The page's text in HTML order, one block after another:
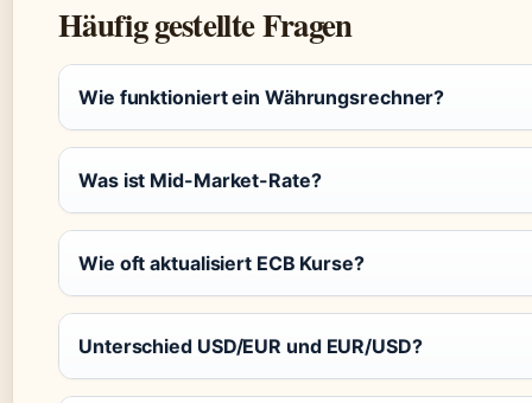
Häufig gestellte Fragen
Wie funktioniert ein Währungsrechner?
Was ist Mid-Market-Rate?
Wie oft aktualisiert ECB Kurse?
Unterschied USD/EUR und EUR/USD?